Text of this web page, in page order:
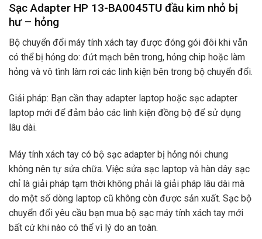
Sạc Adapter HP 13-BA0045TU đầu kim nhỏ bị
hư – hỏng
Bộ chuyển đổi máy tính xách tay được đóng gói đôi khi vẫn
có thể bị hỏng do: đứt mạch bên trong, hỏng chip hoặc làm
hỏng và vô tình làm rơi các linh kiện bên trong bộ chuyển đổi.
Giải pháp: Bạn cần thay adapter laptop hoặc sạc adapter
laptop mới để đảm bảo các linh kiện đồng bộ để sử dụng
lâu dài.
Máy tính xách tay có bộ sạc adapter bị hỏng nói chung
không nên tự sửa chữa. Việc sửa sạc laptop và hàn dây sạc
chỉ là giải pháp tạm thời không phải là giải pháp lâu dài mà
do một số dòng laptop cũ không còn được sản xuất. Sạc bộ
chuyển đổi yêu cầu bạn mua bộ sạc máy tính xách tay mới
bất cứ khi nào có thể vì lý do an toàn.